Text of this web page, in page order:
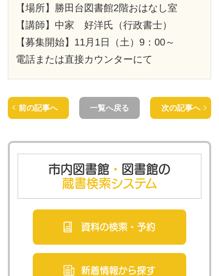
【場所】勝田台図書館2階おはなし室
【講師】中家 好洋氏（行政書士）
【募集開始】11月1日（土）9：00～
電話または直接カウンターにて
前の記事へ 一覧へ戻る 次の記事へ
市内図書館 ・ 図書館の
蔵書検索システム
資料の検索・ 予約
新着情報から探す